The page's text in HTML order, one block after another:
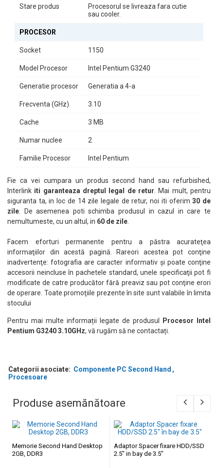
Stare produs
Procesorul se livreaza fara cutie
sau cooler.
PROCESOR
Socket 1150
Model Procesor Intel Pentium G3240
Generatie procesor Generatia a 4-a
Frecventa (GHz) 3.10
Cache 3 MB
Numar nuclee 2
Familie Procesor Intel Pentium
Fie ca vei cumpara un produs second hand sau refurbished,
Interlink iti garanteaza dreptul legal de retur . Mai mult, pentru
siguranta ta, in loc de 14 zile legale de retur, noi iti oferim30 de
zile . De asemenea poti schimba produsul in cazul in care te
nemultumeste, cu un altul, in 60 de zile
Facem eforturi permanente pentru a păstra acurateţea
informaţiilor din acestă pagină. Rareori acestea pot conţine
inadvertenţe: fotografia are caracter informativ şi poate conţine
accesorii neincluse în pachetele standard, unele specificaţii pot fi
modificate de catre producător fără preaviz sau pot conţine erori
de operare. Toate promoţiile prezente în site sunt valabile în limita
stocului
Pentru mai multe informații legate de produsul Procesor Intel
Pentium G3240 3.10GHz, vă rugăm să ne contactați.
Categorii asociate: Componente PC Second Hand
Procesoare
Produse asemănătoare
Memorie Second Hand Desktop
2GB, DDR3
Adaptor Spacer fixare HDD/SSD
2.5″ in bay de 3.5″